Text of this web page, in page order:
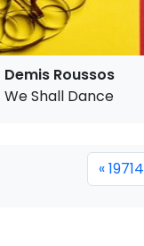
Demis Roussos
We Shall Dance
« 19714